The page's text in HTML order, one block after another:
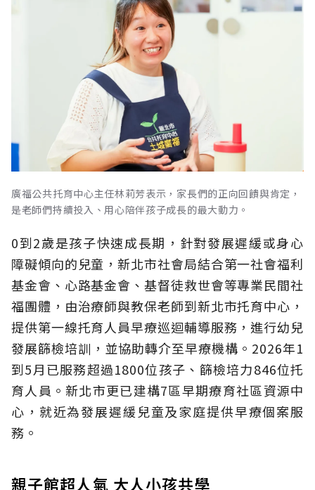
廣福公共托育中心主任林莉芳表示，家長們的正向回饋與肯定，
是老師們持續投入、用心陪伴孩子成長的最大動力。
0到2歲是孩子快速成長期，針對發展遲緩或身心
障礙傾向的兒童，新北市社會局結合第一社會福利
基金會、心路基金會、基督徒救世會等專業民間社
福團體，由治療師與教保老師到新北市托育中心，
提供第一線托育人員早療巡迴輔導服務，進行幼兒
發展篩檢培訓，並協助轉介至早療機構。2026年1
到5月已服務超過1800位孩子、篩檢培力846位托
育人員。新北市更已建構7區早期療育社區資源中
心，就近為發展遲緩兒童及家庭提供早療個案服
務。
親子館超人氣 大人小孩共學